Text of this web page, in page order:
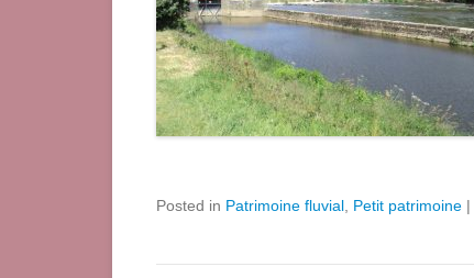
Posted in Patrimoine fluvial Petit patrimoine |